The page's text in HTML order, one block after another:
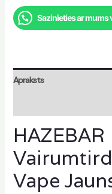
Sazinieties ar mums
Apraksts
Vape